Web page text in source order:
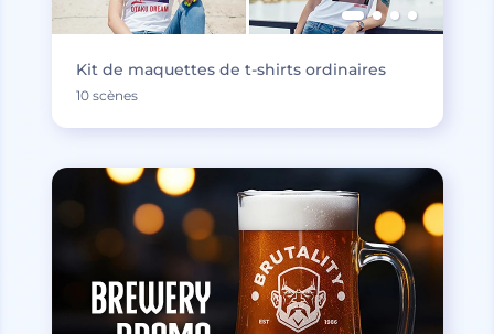
Kit de maquettes de t-shirts ordinaires
10 scènes